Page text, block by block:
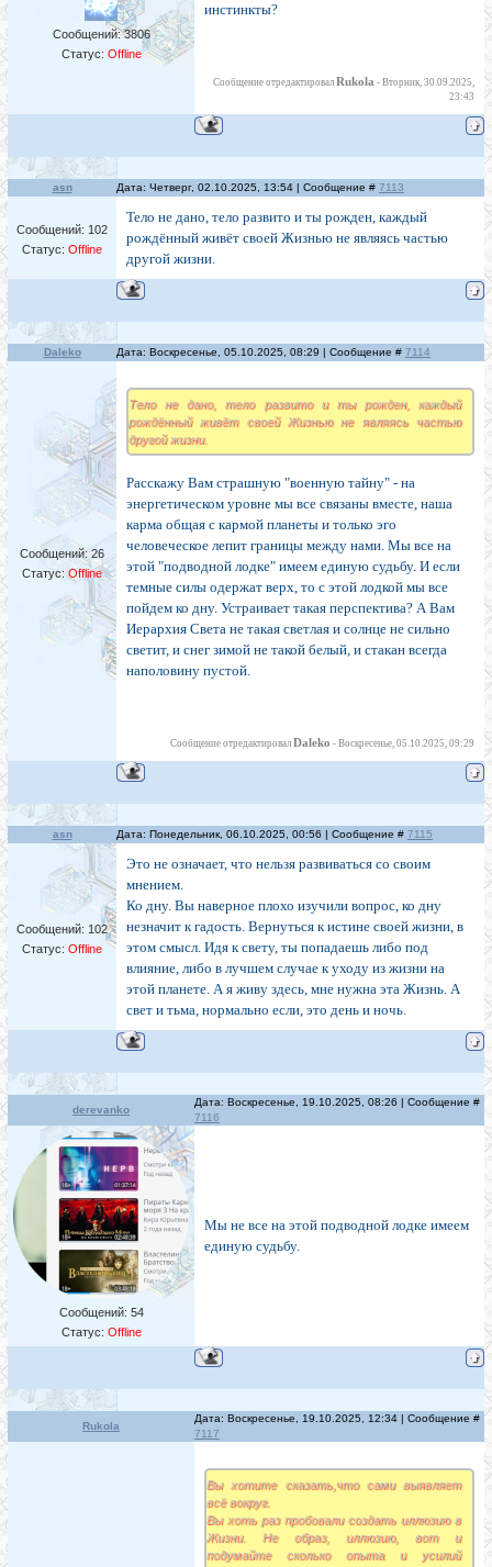
Сообщений:3806
Статус: Offline
инстинкты?
Сообщение отредактировал Rukola - Вторник, 30.09.2025,
23:43
asn Дата: Четверг, 02.10.2025, 13:54 | Сообщение # 7113
Сообщений: 102
Статус: Offline
Тело не дано, тело развито и ты рожден, каждый
рождённый живёт своей Жизнью не являясь частью
другой жизни.
Daleko Дата: Воскресенье, 05.10.2025, 08:29 | Сообщение # 7114
Сообщений: 26
Статус: Offline
Тело не дано, тело развито и ты рожден, каждый
рождённый живёт своей Жизнью не являясь частью
другой жизни.
Расскажу Вам страшную "военную тайну" - на
энергетическом уровне мы все связаны вместе, наша
карма общая с кармой планеты и только эго
человеческое лепит границы между нами. Мы все на
этой "подводной лодке" имеем единую судьбу. И если
темные силы одержат верх, то с этой лодкой мы все
пойдем ко дну. Устраивает такая перспектива? А Вам
Иерархия Света не такая светлая и солнце не сильно
светит, и снег зимой не такой белый, и стакан всегда
наполовину пустой.
Сообщение отредактировал Daleko - Воскресенье, 05.10.2025, 09:29
asn Дата: Понедельник, 06.10.2025, 00:56 | Сообщение # 7115
Сообщений: 102
Статус: Offline
Это не означает, что нельзя развиваться со своим
мнением.
Ко дну. Вы наверное плохо изучили вопрос, ко дну
незначит к гадость. Вернуться к истине своей жизни, в
этом смысл. Идя к свету, ты попадаешь либо под
влияние, либо в лучшем случае к уходу из жизни на
этой планете. А я живу здесь, мне нужна эта Жизнь. А
свет и тьма, нормально если, это день и ночь.
derevanko
Дата: Воскресенье, 19.10.2025, 08:26 | Сообщение #
7116
Сообщений: 54
Статус: Offline
Мы не все на этой подводной лодке имеем
единую судьбу.
Rukola
Дата: Воскресенье, 19.10.2025, 12:34 | Сообщение #
7117
Вы хотите сказать,что сами выявляет
всё вокруг.
Вы хоть раз пробовали создать иллюзию в
Жизни. Не образ, иллюзию, вот и
подумайте сколько опыта и усилий